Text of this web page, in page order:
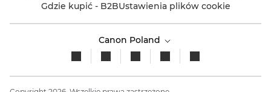
Gdzie kupić - B2BUstawienia plików cookie
Canon Poland